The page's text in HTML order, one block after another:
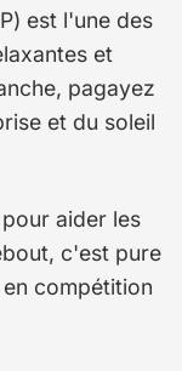
est l'une des
et
pagayez
et du soleil
aider les
c'est pure
compétition